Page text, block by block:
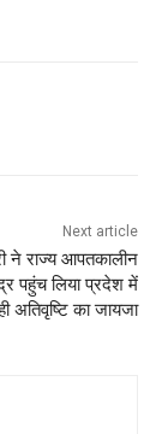
Next article
ने राज्य आपतकालीन
पहुंच लिया प्रदेश में
अतिवृष्टि का जायजा